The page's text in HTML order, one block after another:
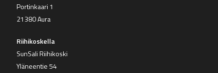
Portinkaari 1
21380 Aura
Riihikoskella
SunSali Riihikoski
Yläneentie 54